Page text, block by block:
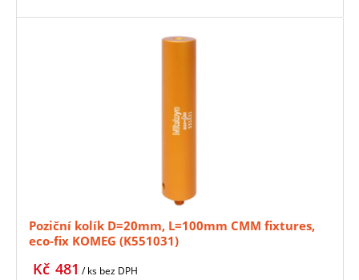
Poziční kolík D=20mm, L=100mm CMM fixtures,
eco-fix KOMEG (K551031)
481
Kč / ks bez DPH